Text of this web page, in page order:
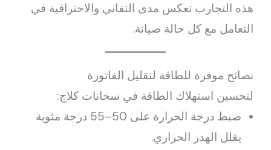
هذه التجارب تعكس مدى التفاني والاحترافية في
التعامل مع كل حالة صيانة.
نصائح موفرة للطاقة لتقليل الفاتورة
لتحسين استهلاك الطاقة في سخانات كلاج:
ضبط درجة الحرارة على 50–55 درجة مئوية
يقلل الهدر الحراري.